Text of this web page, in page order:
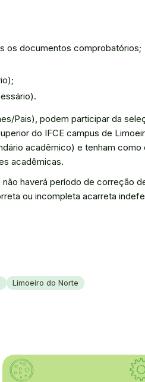
os documentos comprobatórios;
Pais), podem participar da
do IFCE campus de
acadêmico) e tenham como
acadêmicas.
haverá período de correção
ou incompleta acarreta
Limoeiro do Norte